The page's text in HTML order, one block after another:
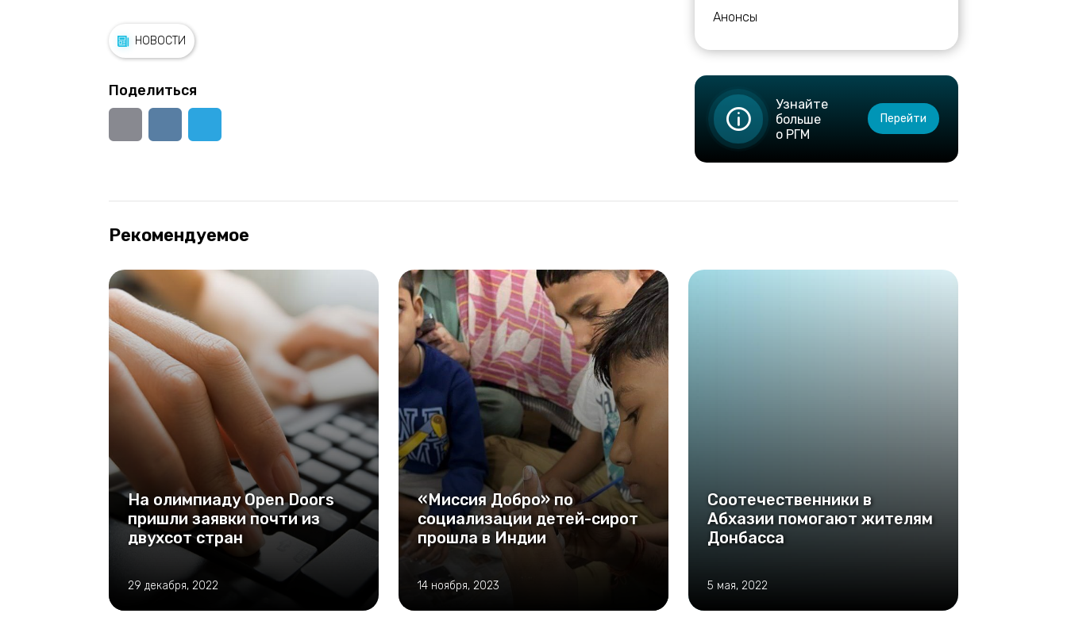
НОВОСТИ
Поделиться
Анонсы
Узнайте
больше
о РГМ
Перейти
Рекомендуемое
На олимпиаду Open Doors
пришли заявки почти из
двухсот стран
29 декабря, 2022
«Миссия Добро» по
социализации детей-сирот
прошла в Индии
14 ноября, 2023
Соотечественники в
Абхазии помогают жителям
Донбасса
5 мая, 2022